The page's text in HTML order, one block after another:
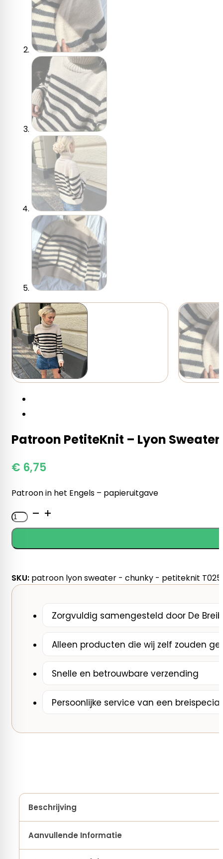
Patroon PetiteKnit – Lyon
€ 6,75
Patroon in het Engels – papieruitgave
Patroon
PetiteKnit
Lyon
-
Chunky
aantal
SKU: patroon lyon sweater - chunky - petiteknit
Zorgvuldig samengesteld door De
Alleen producten die wij zelf zouden
Snelle en betrouwbare verzending
Persoonlijke service van een
Beschrijving
Aanvullende Informatie